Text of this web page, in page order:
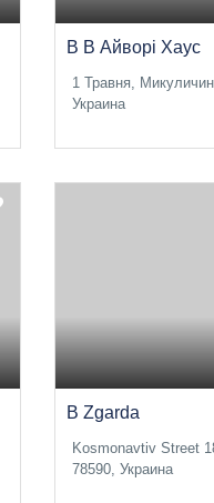
B B Айворі Хаус
1 Травня,
Украина
B Zgarda
Kosmonavtiv Street
78590, Украина